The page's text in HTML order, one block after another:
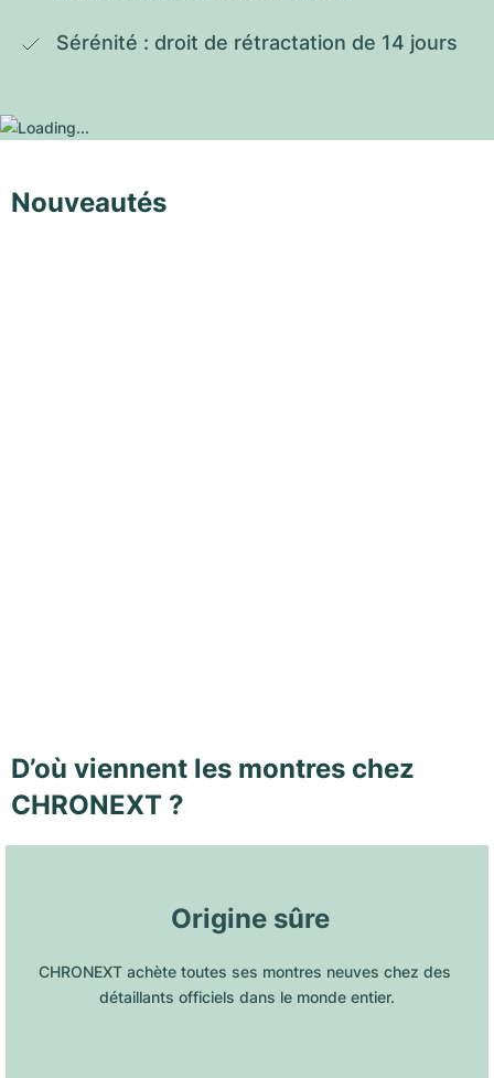
Sérénité : droit de rétractation de 14 jours
Nouveautés
D’où viennent les montres chez
CHRONEXT ?
Origine sûre
CHRONEXT achète toutes ses montres neuves chez des
détaillants officiels dans le monde entier.